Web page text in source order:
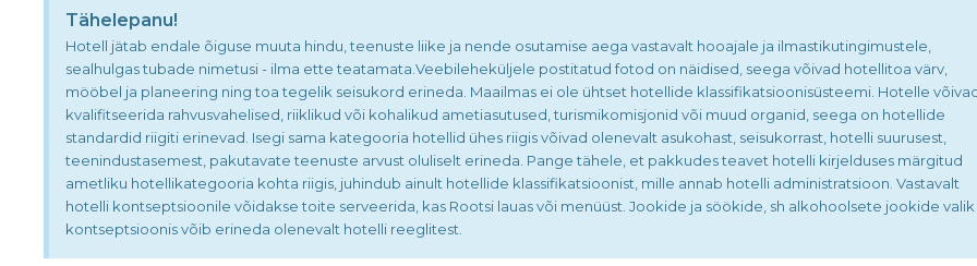
Tähelepanu!
Hotell jätab endale õiguse muuta hindu, teenuste liike ja nende osutamise aega vastavalt hooajale ja ilmastikutingimustele,
sealhulgas tubade nimetusi - ilma ette teatamata.Veebileheküljele postitatud fotod on näidised, seega võivad hotellitoa värv,
mööbel ja planeering ning toa tegelik seisukord erineda. Maailmas ei ole ühtset hotellide klassifikatsioonisüsteemi. Hotelle
kvalifitseerida rahvusvahelised, riiklikud või kohalikud ametiasutused, turismikomisjonid või muud organid, seega on hotellide
standardid riigiti erinevad. Isegi sama kategooria hotellid ühes riigis võivad olenevalt asukohast, seisukorrast, hotelli suurusest,
teenindustasemest, pakutavate teenuste arvust oluliselt erineda. Pange tähele, et pakkudes teavet hotelli kirjelduses märgitud
ametliku hotellikategooria kohta riigis, juhindub ainult hotellide klassifikatsioonist, mille annab hotelli administratsioon. Vastavalt
hotelli kontseptsioonile võidakse toite serveerida, kas Rootsi lauas või menüüst. Jookide ja söökide, sh alkohoolsete jookide valik
kontseptsioonis võib erineda olenevalt hotelli reeglitest.